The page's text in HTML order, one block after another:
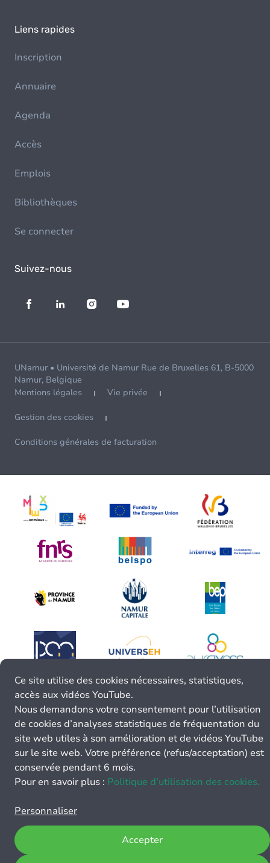
Liens rapides
Inscription
Annuaire
Agenda
Accès
Emplois
Bibliothèques
Se connecter
Suivez-nous
UNamur • Université de Namur Rue de Bruxelles 61, B-5000
Namur, Belgique
Mentions légales
Vie privée
Gestion des cookies
Conditions générales de facturation
Ce site utilise des cookies nécessaires, statistiques,
accès aux vidéos YouTube.
Nous demandons votre consentement pour l’utilisation
de cookies d’analyses statistiques de fréquentation du
site web utiles à son amélioration et de vidéos YouTube
sur le site web. Votre préférence (refus/acceptation) est
conservée pendant 6 mois.
Pour en savoir plus : Politique d’utilisation des cookies.
Personnaliser
Accepter